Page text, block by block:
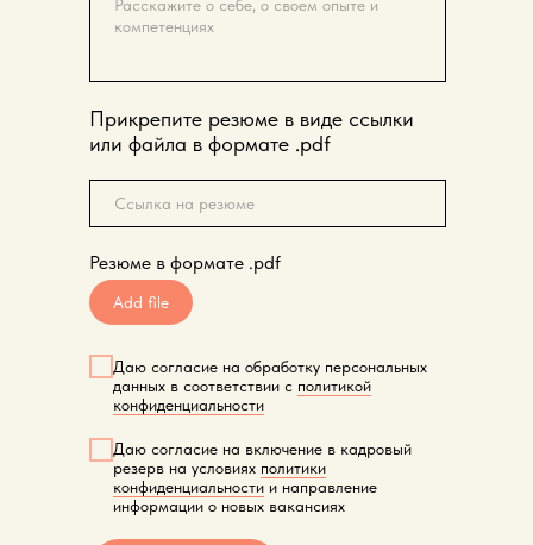
Прикрепите резюме в виде ссылки
или файла в формате .pdf
Резюме в формате .pdf
Add file
Даю согласие на обработку персональных
данных в соответствии с политикой
конфиденциальности
Даю согласие на включение в кадровый
резерв на условиях политики
конфиденциальности и направление
информации о новых вакансиях